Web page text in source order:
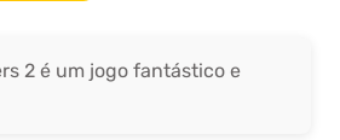
2 é um jogo fantástico e